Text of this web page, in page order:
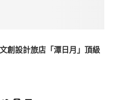
創設計旅店「潭日月」頂級